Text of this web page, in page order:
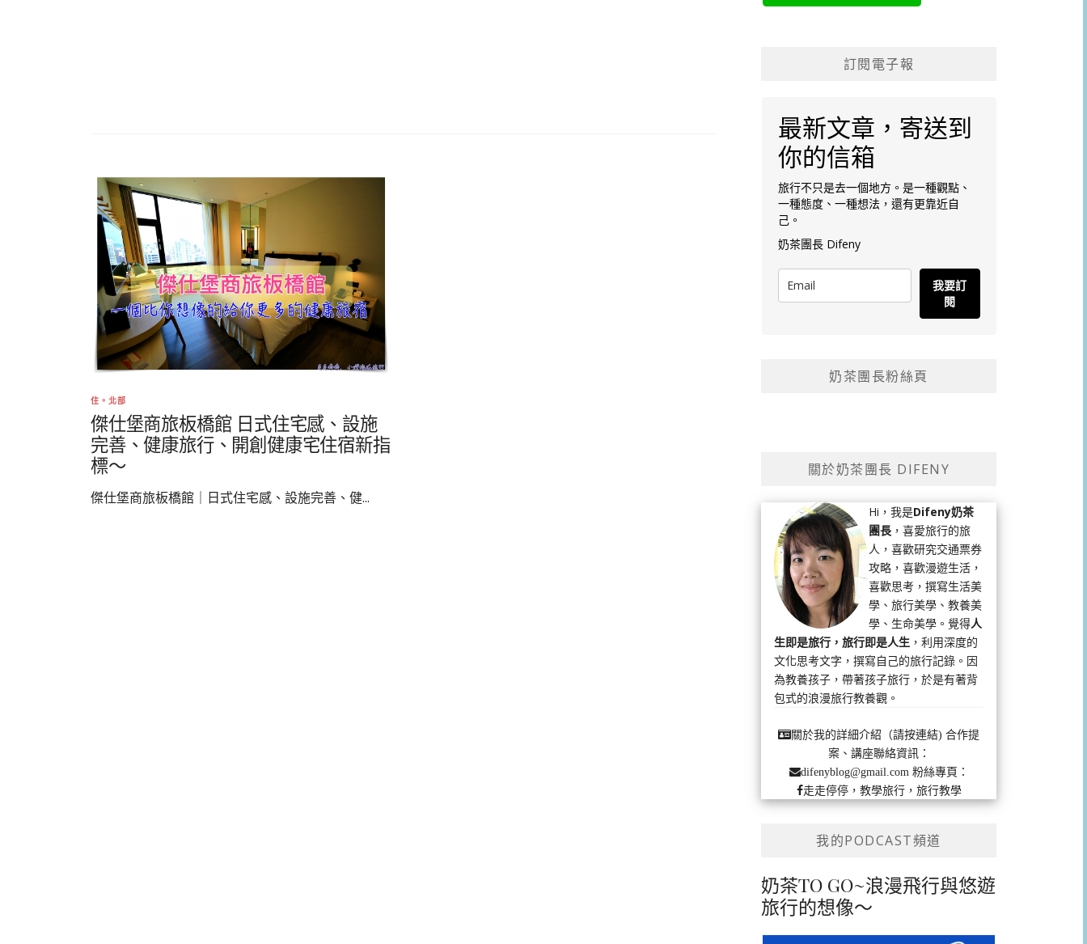
住。北部
傑仕堡商旅板橋館 日式住宅感、設施
完善、健康旅行、開創健康宅住宿新指
標～
傑仕堡商旅板橋館｜日式住宅感、設施完善、健...
訂閱電子報
最新文章，寄送到
你的信箱
旅行不只是去一個地方。是一種觀點、
一種態度、一種想法，還有更靠近自
己。
奶茶團長 Difeny
我要訂
閱
奶茶團長粉絲頁
關於奶茶團長 DIFENY
Hi，我是Difeny奶茶
團長 ，喜愛旅行的旅
人，喜歡研究交通票券
攻略，喜歡漫遊生活，
喜歡思考，撰寫生活美
學、旅行美學、教養美
學、生命美學。覺得人
生即是旅行，旅行即是人生 ，利用深度的
文化思考文字，撰寫自己的旅行記錄。因
為教養孩子，帶著孩子旅行，於是有著背
包式的浪漫旅行教養觀。
關於我的詳細介紹（請按連結) 合作提
案、講座聯絡資訊：
difenyblog@gmail.com粉絲專頁：
走走停停，教學旅行，旅行教學
我的PODCAST頻道
奶茶TO GO~浪漫飛行與悠遊
旅行的想像～